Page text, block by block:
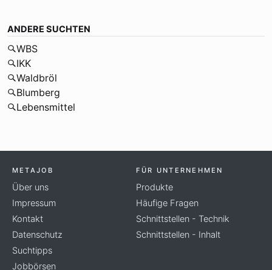
ANDERE SUCHTEN
WBS
IKK
Waldbröl
Blumberg
Lebensmittel
METAJOB
Über uns
Impressum
Kontakt
Datenschutz
Suchtipps
Jobbörsen
FÜR UNTERNEHMEN
Produkte
Häufige Fragen
Schnittstellen - Technik
Schnittstellen - Inhalt